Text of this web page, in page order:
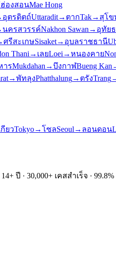
องสอนMae Hong
อุตรดิตถ์Uttaradit→ ตากTak→ สุโข
นครสวรรค์Nakhon Sawan → อุทัย
ศรีสะเกษSisaket→ อุบลราชธานี
Thani → เลยLoei →หนองคาย
ารMukdahan →บึงกาฬBueng Kan
→พัทลุงPhatthalung→ ตรังTrang
ยวTokyo→โซลSeoul → ลอนดอน
· 30,000+ เคสสำเร็จ ·